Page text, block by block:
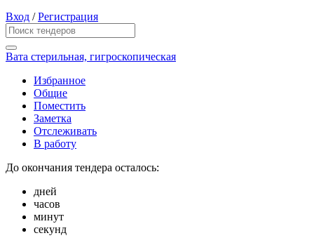
Вход /Регистрация
Вата стерильная, гигроскопическая
Избранное
Общие
Поместить
Заметка
Отслеживать
В работу
До окончания тендера осталось:
дней
часов
минут
секунд